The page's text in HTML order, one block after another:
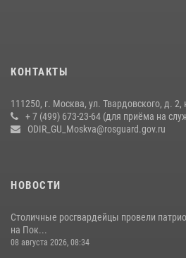
матче в Москве обеспечила Росгвардия
Росгвардецы проверили места
КОНТАКТЫ
111250, г. Москва, ул. Твардовского, д. 2,
+ 7 (499) 673-23-64 (для приёма на
ODIR_GU_Moskva@rosguard.gov.ru
НОВОСТИ
Столичные росгвардейцы провели
на Пок...
08 августа 2026, 08:34